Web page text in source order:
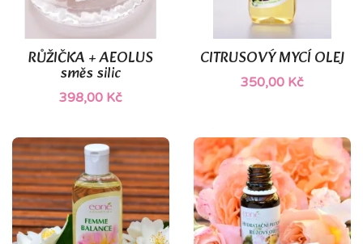
RŮŽIČKA + AEOLUS
směs silic
398,00 Kč
CITRUSOVÝ MYCÍ OLEJ
350,00 Kč